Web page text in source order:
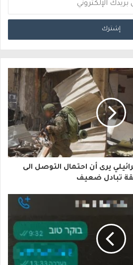
يرى أن احتمال التوصل الى
تبادل ضعيف